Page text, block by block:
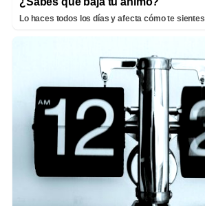
Lo haces todos los días y afecta cómo te sientes